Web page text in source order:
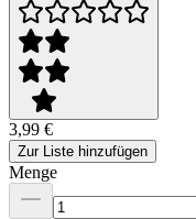
3,99 €
Zur Liste hinzufügen
Menge